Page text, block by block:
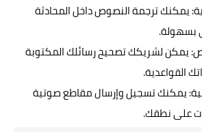
يمكنك ترجمة النصوص داخل المحادثة
بسهولة.
يمكن لشريكك تصحيح رسائلك المكتوبة
القواعدية.
يمكنك تسجيل وإرسال مقاطع صوتية
على نطقك.